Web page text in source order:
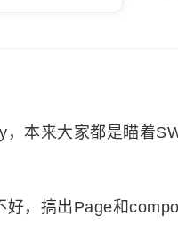
，本来大家都是瞄着
，搞出Page和